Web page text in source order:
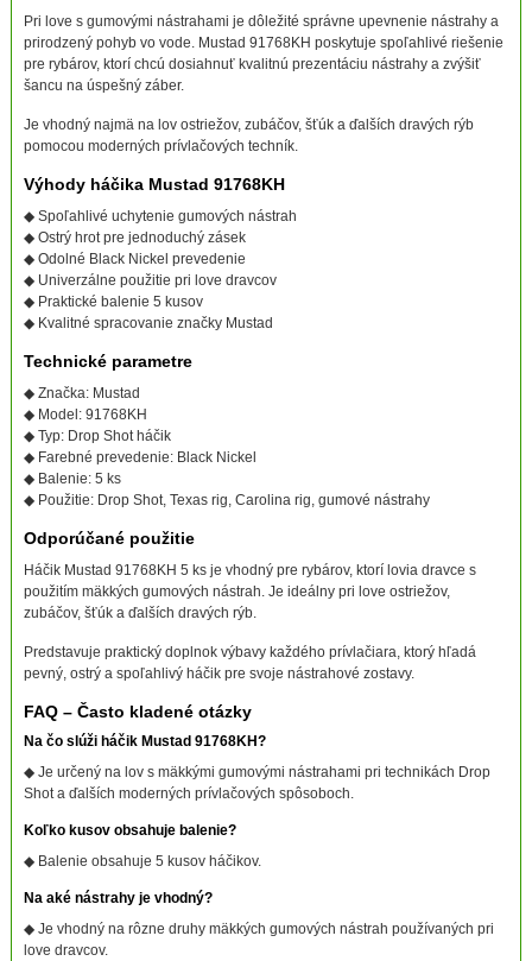
Pri love s gumovými nástrahami je dôležité správne upevnenie nástrahy a
prirodzený pohyb vo vode. Mustad 91768KH poskytuje spoľahlivé riešenie
pre rybárov, ktorí chcú dosiahnuť kvalitnú prezentáciu nástrahy a zvýšiť
šancu na úspešný záber.
Je vhodný najmä na lov ostriežov, zubáčov, šťúk a ďalších dravých rýb
pomocou moderných prívlačových techník.
Výhody háčika Mustad 91768KH
◆ Spoľahlivé uchytenie gumových nástrah
◆ Ostrý hrot pre jednoduchý zásek
◆ Odolné Black Nickel prevedenie
◆ Univerzálne použitie pri love dravcov
◆ Praktické balenie 5 kusov
◆ Kvalitné spracovanie značky Mustad
Technické parametre
◆ Značka: Mustad
◆ Model: 91768KH
◆ Typ: Drop Shot háčik
◆ Farebné prevedenie: Black Nickel
◆ Balenie: 5 ks
◆ Použitie: Drop Shot, Texas rig, Carolina rig, gumové nástrahy
Odporúčané použitie
Háčik Mustad 91768KH 5 ks je vhodný pre rybárov, ktorí lovia dravce s
použitím mäkkých gumových nástrah. Je ideálny pri love ostriežov,
zubáčov, šťúk a ďalších dravých rýb.
Predstavuje praktický doplnok výbavy každého prívlačiara, ktorý hľadá
pevný, ostrý a spoľahlivý háčik pre svoje nástrahové zostavy.
FAQ – Často kladené otázky
Na čo slúži háčik Mustad 91768KH?
◆ Je určený na lov s mäkkými gumovými nástrahami pri technikách Drop
Shot a ďalších moderných prívlačových spôsoboch.
Koľko kusov obsahuje balenie?
◆ Balenie obsahuje 5 kusov háčikov.
Na aké nástrahy je vhodný?
◆ Je vhodný na rôzne druhy mäkkých gumových nástrah používaných pri
love dravcov.